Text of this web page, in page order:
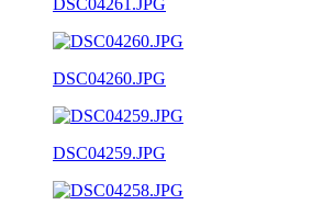
DSC04260.JPG
DSC04259.JPG